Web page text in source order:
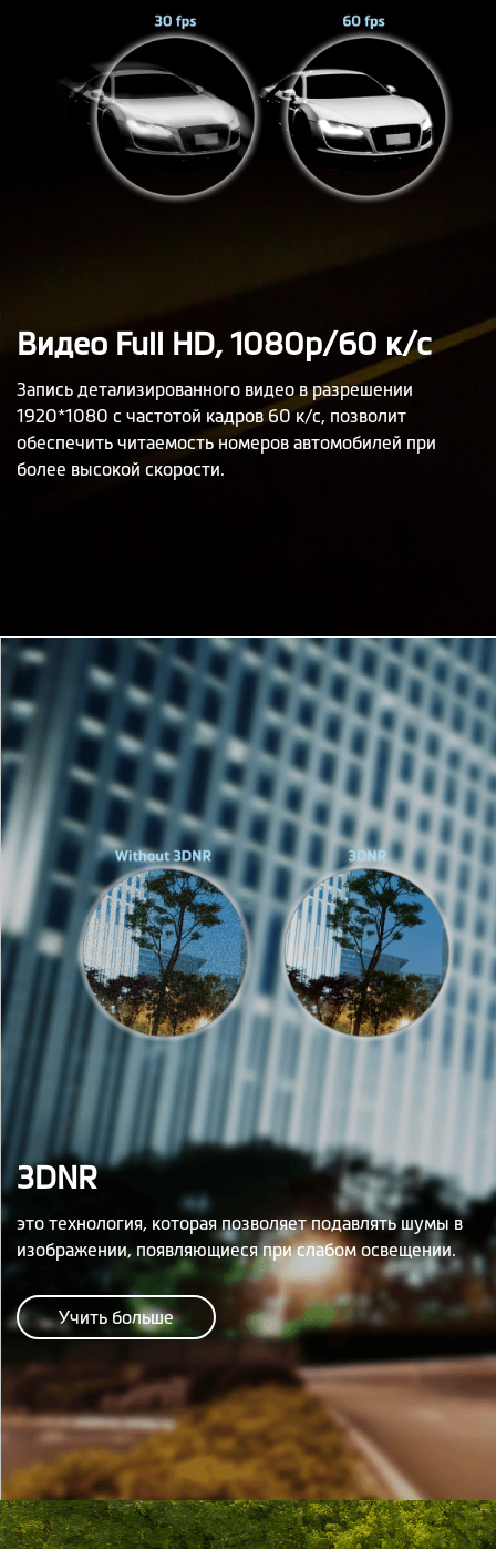
Видео Full HD, 1080p/60 к/с
Запись детализированного видео в разрешении
1920*1080 с частотой кадров 60 к/с, позволит
обеспечить читаемость номеров автомобилей при
более высокой скорости.
3DNR
это технология, которая позволяет подавлять шумы в
изображении, появляющиеся при слабом освещении.
Учить больше